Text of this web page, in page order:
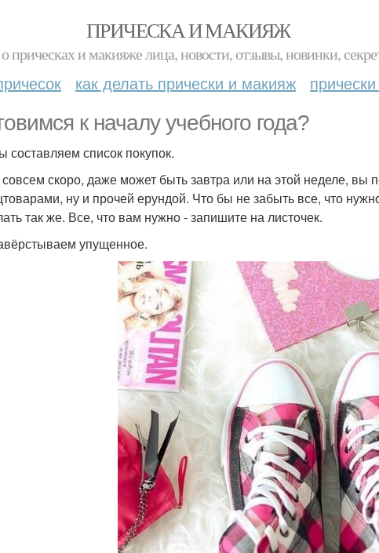
ПРИЧЕСКА И МАКИЯЖ
прическах и макияже лица, новости, отзывы, новинки,
как делать прически и макияж
к началу учебного года?
составляем список покупок.
скоро, даже может быть завтра или на этой неделе, вы
ну и прочей ерундой. Что бы не забыть все, что
так же. Все, что вам нужно - запишите на листочек.
упущенное.